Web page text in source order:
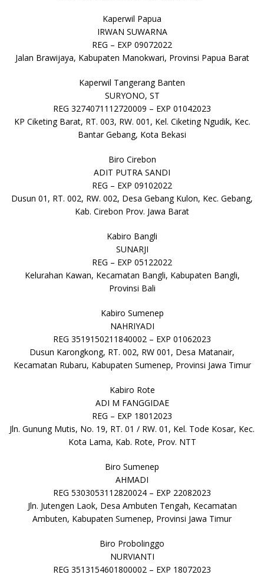
Kaperwil Papua
IRWAN SUWARNA
REG – EXP 09072022
Jalan Brawijaya, Kabupaten Manokwari, Provinsi Papua Barat
Kaperwil Tangerang Banten
SURYONO, ST
REG 3274071112720009 – EXP 01042023
KP Ciketing Barat, RT. 003, RW. 001, Kel. Ciketing Ngudik, Kec.
Bantar Gebang, Kota Bekasi
Biro Cirebon
ADIT PUTRA SANDI
REG – EXP 09102022
Dusun 01, RT. 002, RW. 002, Desa Gebang Kulon, Kec. Gebang,
Kab. Cirebon Prov. Jawa Barat
Kabiro Bangli
SUNARJI
REG – EXP 05122022
Kelurahan Kawan, Kecamatan Bangli, Kabupaten Bangli,
Provinsi Bali
Kabiro Sumenep
NAHRIYADI
REG 3519150211840002 – EXP 01062023
Dusun Karongkong, RT. 002, RW 001, Desa Matanair,
Kecamatan Rubaru, Kabupaten Sumenep, Provinsi Jawa Timur
Kabiro Rote
ADI M FANGGIDAE
REG – EXP 18012023
Jln. Gunung Mutis, No. 19, RT. 01 / RW. 01, Kel. Tode Kosar, Kec.
Kota Lama, Kab. Rote, Prov. NTT
Biro Sumenep
AHMADI
REG 5303053112820024 – EXP 22082023
Jln. Jutengen Laok, Desa Ambuten Tengah, Kecamatan
Ambuten, Kabupaten Sumenep, Provinsi Jawa Timur
Biro Probolinggo
NURVIANTI
REG 3513154601800002 – EXP 18072023